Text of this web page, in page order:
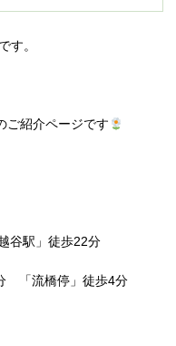
す。
ご紹介ページです
谷駅」徒歩22分
「流橋停」徒歩4分